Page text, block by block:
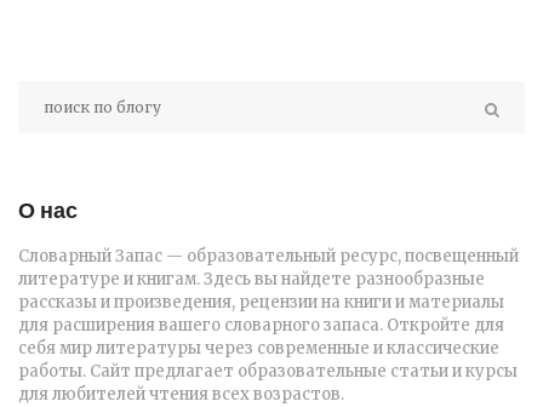
О нас
Словарный Запас — образовательный ресурс, посвещенный
литературе и книгам. Здесь вы найдете разнообразные
рассказы и произведения, рецензии на книги и материалы
для расширения вашего словарного запаса. Откройте для
себя мир литературы через современные и классические
работы. Сайт предлагает образовательные статьи и курсы
для любителей чтения всех возрастов.